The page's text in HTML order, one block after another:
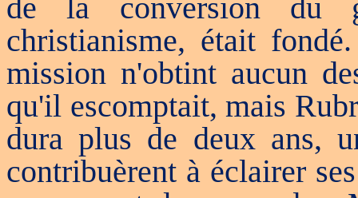
de la conversion du
christianisme, était
mission n'obtint aucun
qu'il escomptait, mais
dura plus de deux ans,
contribuèrent à éclairer